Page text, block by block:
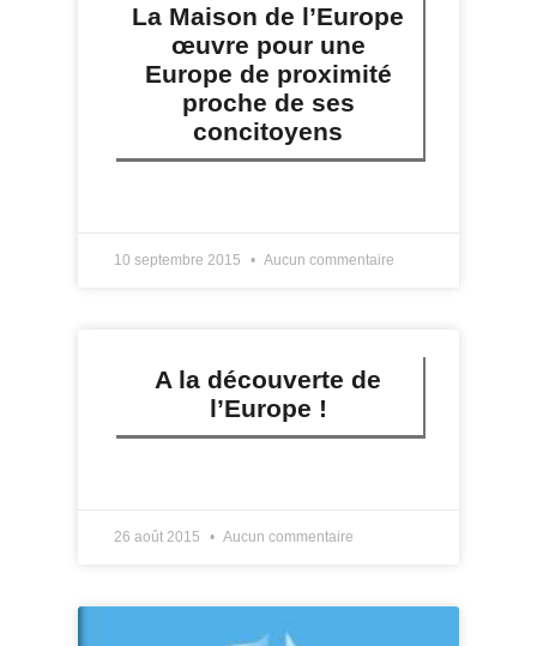
La Maison de l’Europe
œuvre pour une
Europe de proximité
proche de ses
concitoyens
10 septembre 2015 Aucun commentaire
A la découverte de
l’Europe !
26 août 2015 Aucun commentaire